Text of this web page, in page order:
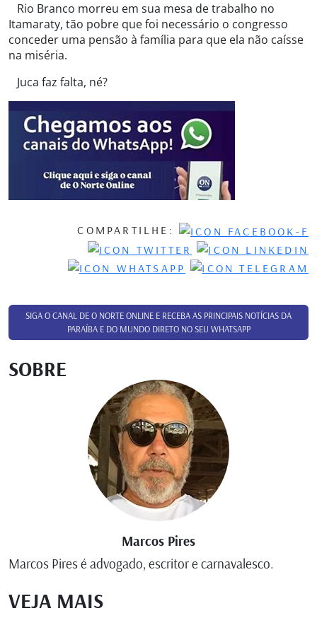
Rio Branco morreu em sua mesa de trabalho no
Itamaraty, tão pobre que foi necessário o congresso
conceder uma pensão à família para que ela não caísse
na miséria.
Juca faz falta, né?
COMPARTILHE:
SIGA O CANAL DE O NORTE ONLINE E RECEBA AS PRINCIPAIS NOTÍCIAS DA
PARAÍBA E DO MUNDO DIRETO NO SEU WHATSAPP
SOBRE
Marcos Pires
Marcos Pires é advogado, escritor e carnavalesco.
VEJA MAIS